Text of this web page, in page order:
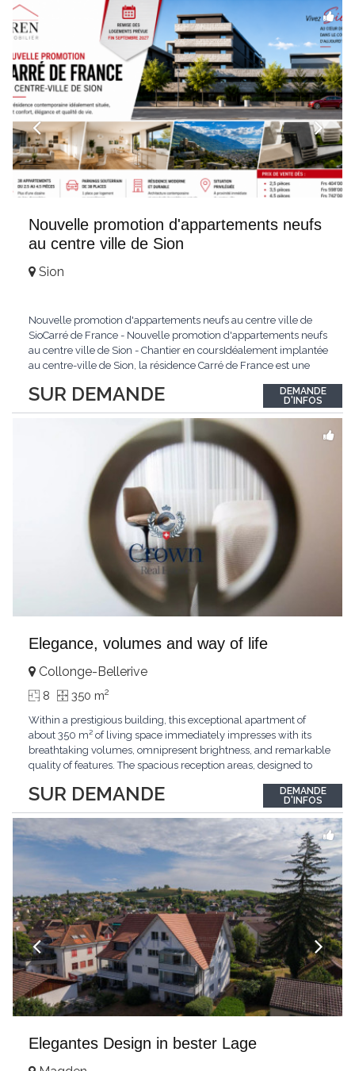
hochwertig
Nouvelle promotion d'appartements neufs
au centre ville de Sion
SUR DEMANDE
Sion
Nouvelle promotion d'appartements neufs au centre ville de
SioCarré de France - Nouvelle promotion d'appartements neufs
au centre ville de Sion - Chantier en coursIdéalement implantée
au centre-ville de Sion, la résidence Carré de France est une
contemporaine, qualité de vie et emplacement privilégié.Ce
projet d'envergure comprend 38...
DEMANDE
D'INFOS
Elegance, volumes and way of life
SUR DEMANDE
Collonge-Bellerive
8 350 m2
Within a prestigious building, this exceptional apartment of
about 350 m² of living space immediately impresses with its
breathtaking volumes, omnipresent brightness, and remarkable
quality of features. The spacious reception areas, designed to
outdoor spaces bathed in greenery. The bedrooms also have
direct access to the outdoors, offering...
DEMANDE
D'INFOS
Elegantes Design in bester Lage